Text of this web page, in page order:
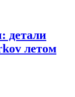
детали
летом